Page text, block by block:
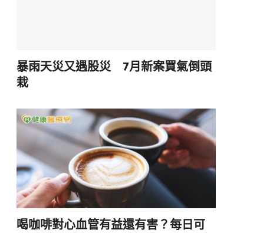
暴雨天災又遇股災 7月新案買氣倒頭
栽
喝咖啡對心血管有益還有害？每日可